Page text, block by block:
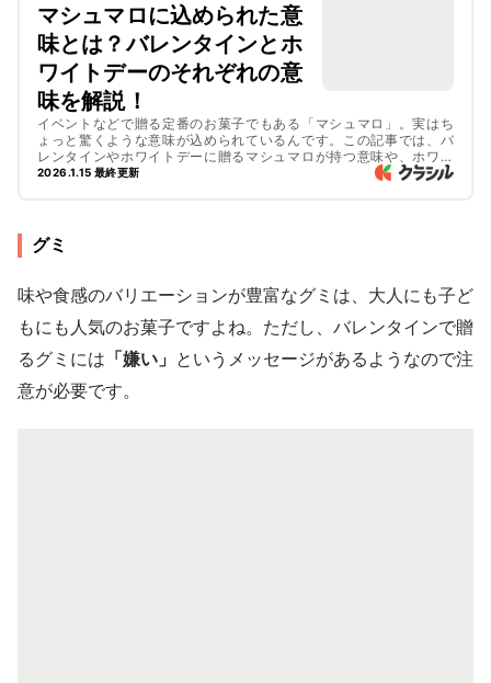
マシュマロに込められた意
味とは？バレンタインとホ
ワイトデーのそれぞれの意
味を解説！
イベントなどで贈る定番のお菓子でもある「マシュマロ」。実はち
ょっと驚くような意味が込められているんです。この記事では、バ
レンタインやホワイトデーに贈るマシュマロが持つ意味や、ホワイ
トデーの発祥について解説します。後半ではホワイトデーに作りた
2026.1.15 最終更新
グミ
味や食感のバリエーションが豊富なグミは、大人にも子ど
もにも人気のお菓子ですよね。ただし、バレンタインで贈
るグミには 「嫌い」 というメッセージがあるようなので注
意が必要です。